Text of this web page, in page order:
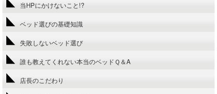
当HPにかけないこと!?
ベッド選びの基礎知識
失敗しないベッド選び
誰も教えてくれない本当のベッドＱ＆A
店長のこだわり